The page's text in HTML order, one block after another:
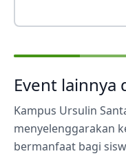
Event lainnya
Kampus Ursulin
menyelenggarakan
bermanfaat bagi